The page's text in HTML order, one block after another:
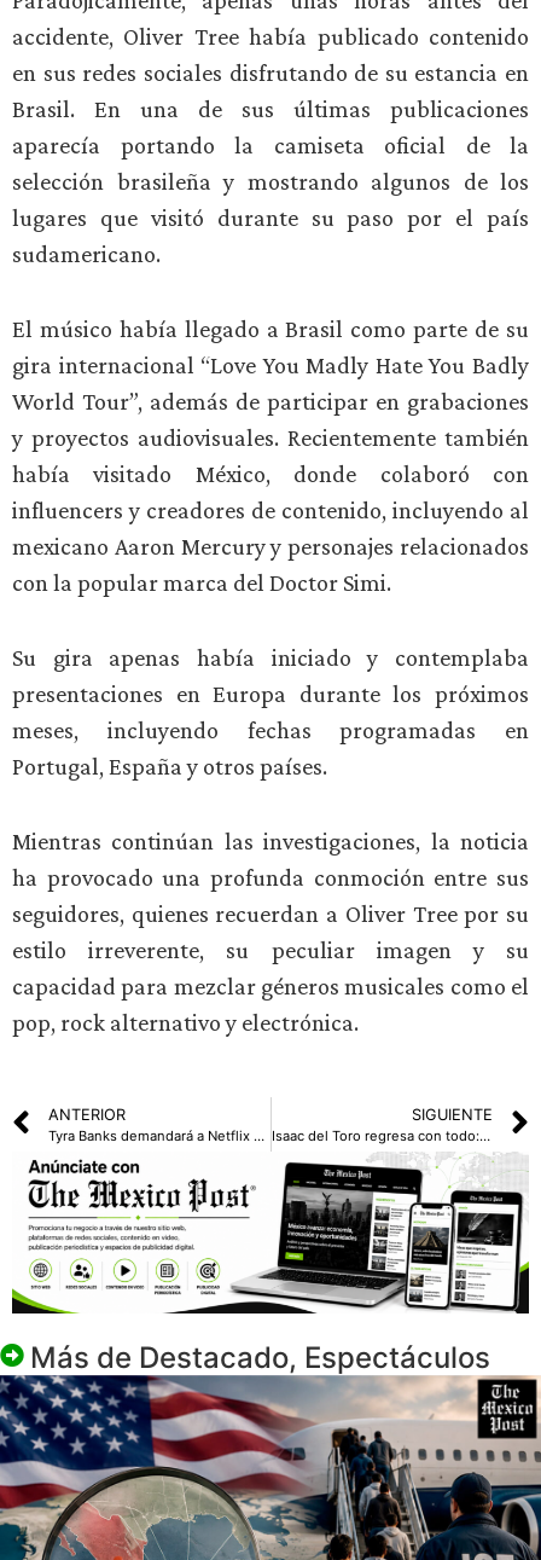
accidente, Oliver Tree había publicado contenido
en sus redes sociales disfrutando de su estancia en
Brasil. En una de sus últimas publicaciones
aparecía portando la camiseta oficial de la
selección brasileña y mostrando algunos de los
lugares que visitó durante su paso por el país
sudamericano.
El músico había llegado a Brasil como parte de su
gira internacional “Love You Madly Hate You Badly
World Tour”, además de participar en grabaciones
y proyectos audiovisuales. Recientemente también
había visitado México, donde colaboró con
influencers y creadores de contenido, incluyendo al
mexicano Aaron Mercury y personajes relacionados
con la popular marca del Doctor Simi.
Su gira apenas había iniciado y contemplaba
presentaciones en Europa durante los próximos
meses, incluyendo fechas programadas en
Portugal, España y otros países.
Mientras continúan las investigaciones, la noticia
ha provocado una profunda conmoción entre sus
seguidores, quienes recuerdan a Oliver Tree por su
estilo irreverente, su peculiar imagen y su
capacidad para mezclar géneros musicales como el
pop, rock alternativo y electrónica.
ANTERIOR
Tyra Banks demandará a Netflix por difamación
SIGUIENTE
Isaac del Toro regresa con todo: conquista el tour Auvergne-Rhône-Alpes
Más de Destacado, Espectáculos